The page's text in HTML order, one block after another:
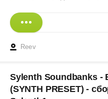
Reev
Sylenth Soundbanks -
(SYNTH PRESET) -